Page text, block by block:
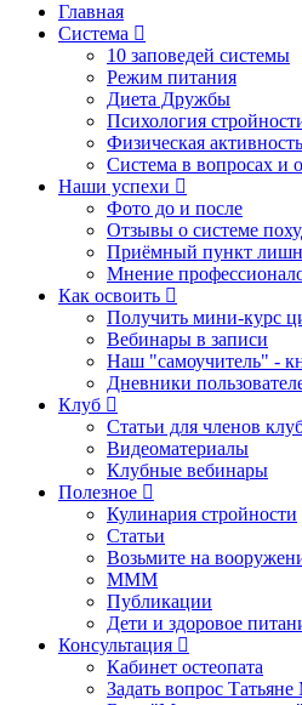
Главная
Система
10 заповедей системы
Режим питания
Диета Дружбы
Психология
Физическая активность
Система в вопросах и
Наши успехи
Фото до и после
Отзывы о системе
Приёмный пункт
Мнение
Как освоить
Получить мини-курс
Вебинары в записи
Наш "самоучитель" -
Дневники
Клуб
Статьи для членов
Видеоматериалы
Клубные вебинары
Полезное
Кулинария стройности
Статьи
Возьмите на
МММ
Публикации
Дети и здоровое
Консультация
Кабинет остеопата
Задать вопрос